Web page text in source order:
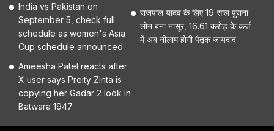
India vs Pakistan on
September 5, check full
schedule as women's Asia
Cup schedule announced
Ameesha Patel reacts after
X user says Preity Zinta is
copying her Gadar 2 look in
Batwara 1947
राजपाल यादव के लिए 19 साल पुराना
लोन बना नासूर, 16.61 करोड़ के कर्ज
में अब नीलाम होगी पैतृक जायदाद